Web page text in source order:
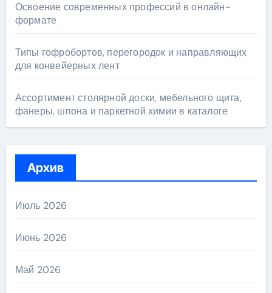
Освоение современных профессий в онлайн-
формате
Типы гофробортов, перегородок и направляющих
для конвейерных лент
Ассортимент столярной доски, мебельного щита,
фанеры, шпона и паркетной химии в каталоге
Архив
Июль 2026
Июнь 2026
Май 2026